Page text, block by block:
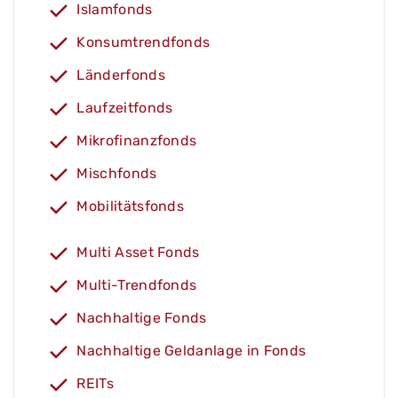
Islamfonds
Konsumtrendfonds
Länderfonds
Laufzeitfonds
Mikrofinanzfonds
Mischfonds
Mobilitätsfonds
Multi Asset Fonds
Multi-Trendfonds
Nachhaltige Fonds
Nachhaltige Geldanlage in Fonds
REITs